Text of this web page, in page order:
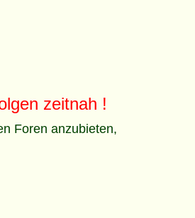
zeitnah !
Foren anzubieten,